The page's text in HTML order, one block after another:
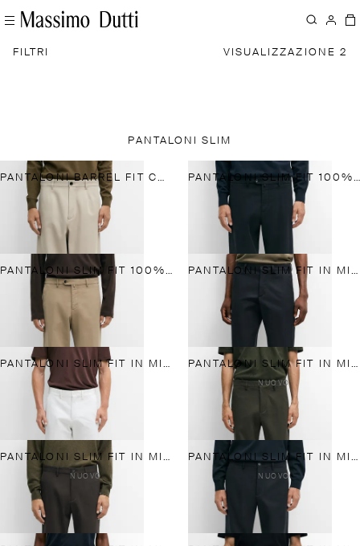
FILTRI VISUALIZZAZIONE 2
PANTALONI SLIM
PANTALONI BARREL FIT CON PINCES PANTALONI SLIM FIT 100% COTONE
PANTALONI SLIM FIT 100% COTONE PANTALONI SLIM FIT IN MISTO COTONE
PANTALONI SLIM FIT IN MISTO COTONE PANTALONI SLIM FIT IN MISTO COTONE
NUOVO
PANTALONI SLIM FIT IN MISTO COTONE
NUOVO
PANTALONI SLIM FIT IN MISTO COTONE
NUOVO